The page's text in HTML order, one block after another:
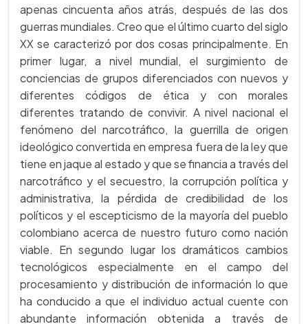
apenas cincuenta años atrás, después de las dos
guerras mundiales. Creo que el último cuarto del siglo
XX se caracterizó por dos cosas principalmente. En
primer lugar, a nivel mundial, el surgimiento de
conciencias de grupos diferenciados con nuevos y
diferentes códigos de ética y con morales
diferentes tratando de convivir. A nivel nacional el
fenómeno del narcotráfico, la guerrilla de origen
ideológico convertida en empresa fuera de la ley que
tiene en jaque al estado y que se financia a través del
narcotráfico y el secuestro, la corrupción política y
administrativa, la pérdida de credibilidad de los
políticos y el escepticismo de la mayoría del pueblo
colombiano acerca de nuestro futuro como nación
viable. En segundo lugar los dramáticos cambios
tecnológicos especialmente en el campo del
procesamiento y distribución de información lo que
ha conducido a que el individuo actual cuente con
abundante información obtenida a través de